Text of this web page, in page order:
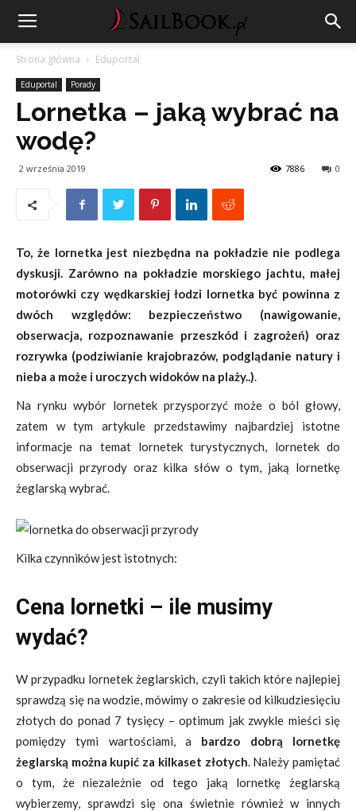
Strona główna Eduportal
Eduportal Porady
Lornetka – jaką wybrać na
wodę?
2 września 2019 0
7886
To, że lornetka jest niezbędna na pokładzie nie podlega
dyskusji. Zarówno na pokładzie morskiego jachtu, małej
motorówki czy wędkarskiej łodzi lornetka być powinna z
dwóch względów: bezpieczeństwo (nawigowanie,
obserwacja, rozpoznawanie przeszkód i zagrożeń) oraz
rozrywka (podziwianie krajobrazów, podglądanie natury i
nieba a może i uroczych widoków na plaży..).
Na rynku wybór lornetek przysporzyć może o ból głowy,
zatem w tym artykule przedstawimy najbardziej istotne
informacje na temat lornetek turystycznych, lornetek do
obserwacji przyrody oraz kilka słów o tym, jaką lornetkę
żeglarską wybrać.
Kilka czynników jest istotnych:
Cena lornetki – ile musimy
wydać?
W przypadku lornetek żeglarskich, czyli takich które najlepiej
sprawdzą się na wodzie, mówimy o zakresie od kilkudziesięciu
złotych do ponad 7 tysięcy – optimum jak zwykle mieści się
pomiędzy tymi wartościami, a bardzo dobrą lornetkę
żeglarską można kupić za kilkaset złotych. Należy pamiętać
o tym, że niezależnie od tego jaką lornetkę żeglarską
wybierzemy, sprawdzi się ona świetnie również w innych